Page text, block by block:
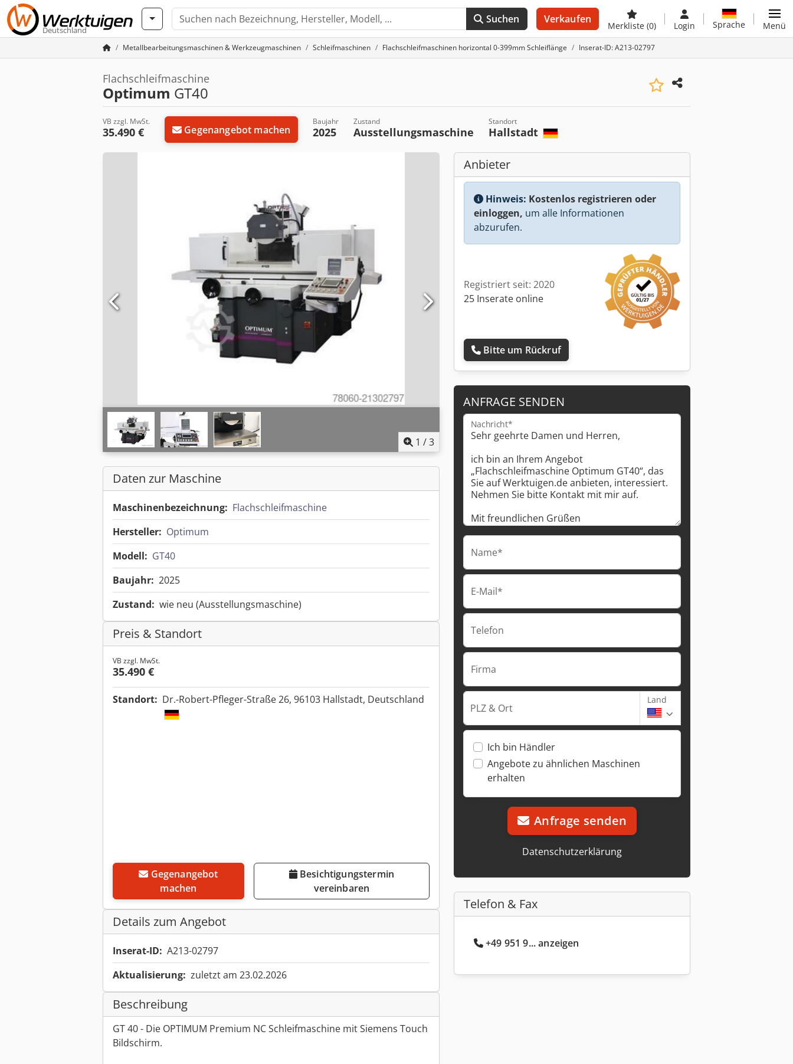
Deutschland
Suchen Verkaufen
Merkliste (0) Login Sprache Menü
Metallbearbeitungsmaschinen & Werkzeugmaschinen Schleifmaschinen Flachschleifmaschinen horizontal 0-399mm Schleiflänge Inserat-ID: A213-02797
Flachschleifmaschine
Optimum GT40
VB zzgl. MwSt.
35.490 € Gegenangebot machen
Baujahr
2025
Zustand
Ausstellungsmaschine
Standort
Hallstadt
1 /3
Daten zur Maschine
Maschinenbezeichnung: Flachschleifmaschine
Hersteller: Optimum
Modell: GT40
Baujahr: 2025
Zustand: wie neu (Ausstellungsmaschine)
Preis & Standort
VB zzgl. MwSt.
35.490 €
Standort: Dr.-Robert-Pfleger-Straße 26, 96103 Hallstadt, Deutschland
machen
Besichtigungstermin
vereinbaren
Details zum Angebot
Inserat-ID: A213-02797
Aktualisierung: zuletzt am 23.02.2026
Beschreibung
GT 40 - Die OPTIMUM Premium NC Schleifmaschine mit Siemens Touch
Bildschirm.
Anbieter
Hinweis: Kostenlos registrieren oder
einloggen, um alle Informationen
abzurufen.
Registriert seit: 2020
25 Inserate online
Bitte um Rückruf
ANFRAGE SENDEN
Nachricht*
Name*
E-Mail*
Telefon
Firma
PLZ & Ort
Land
Ich bin Händler
Angebote zu ähnlichen Maschinen
erhalten
Anfrage senden
Datenschutzerklärung
Telefon & Fax
+49 951 9... anzeigen